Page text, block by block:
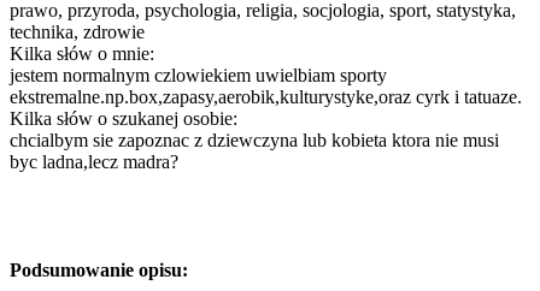
prawo, przyroda, psychologia, religia, socjologia, sport, statystyka,
technika, zdrowie
Kilka słów o mnie:
jestem normalnym czlowiekiem uwielbiam sporty
ekstremalne.np.box,zapasy,aerobik,kulturystyke,oraz cyrk i tatuaze.
Kilka słów o szukanej osobie:
chcialbym sie zapoznac z dziewczyna lub kobieta ktora nie musi
byc ladna,lecz madra?
Podsumowanie opisu: